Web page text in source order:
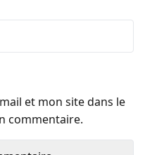
et mon site dans le
commentaire.